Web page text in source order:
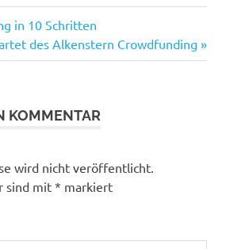
in 10 Schritten
des Alkenstern Crowdfunding
KOMMENTAR
wird nicht veröffentlicht.
sind mit * markiert